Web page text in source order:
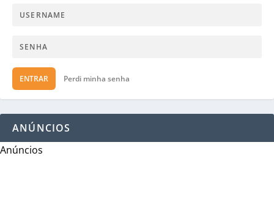
ENTRAR Perdi minha senha
ANÚNCIOS
Anúncios